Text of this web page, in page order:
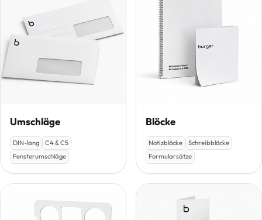
Umschläge
DIN-lang
C4 & C5
Fensterumschläge
Blöcke
Notizblöcke
Schreibblöcke
Formularsätze